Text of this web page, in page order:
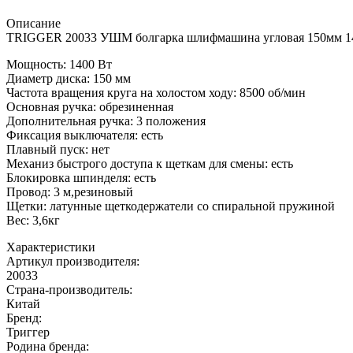
Описание
TRIGGER 20033 УШМ болгарка шлифмашина угловая 150мм
Мощность: 1400 Вт
Диаметр диска: 150 мм
Частота вращения круга на холостом ходу: 8500 об/мин
Основная ручка: обрезиненная
Дополнительная ручка: 3 положения
Фиксация выключателя: есть
Плавный пуск: нет
Механиз быстрого доступа к щеткам для смены: есть
Блокировка шпинделя: есть
Провод: 3 м,резиновый
Щетки: латунные щеткодержатели со спиральной пружиной
Вес: 3,6кг
Характеристики
Артикул производителя:
20033
Страна-производитель:
Китай
Бренд:
Триггер
Родина бренда: